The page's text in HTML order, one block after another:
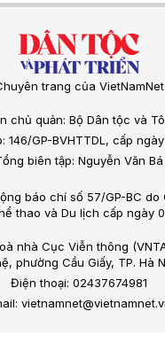
trang của VietNamNet
chủ quản: Bộ Dân tộc và
146/GP-BVHTTDL, cấp
biên tập: Nguyễn Văn Bá
báo chí số 57/GP-BC do
thao và Du lịch cấp ngày
nhà Cục Viễn thông
phường Cầu Giấy, TP. Hà
Điện thoại: 02437674981